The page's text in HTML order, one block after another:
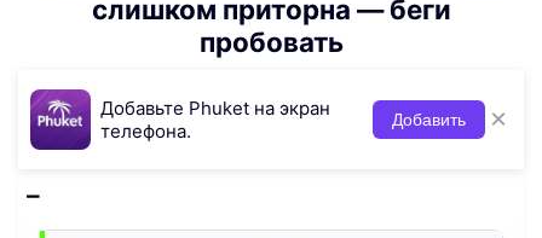
слишком приторна — беги
пробовать
Добавьте Phuket на экран
телефона.
Добавить ×